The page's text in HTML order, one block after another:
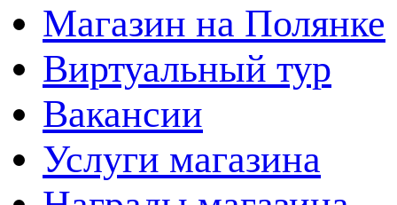
Магазин на Полянке
Виртуальный тур
Вакансии
Услуги магазина